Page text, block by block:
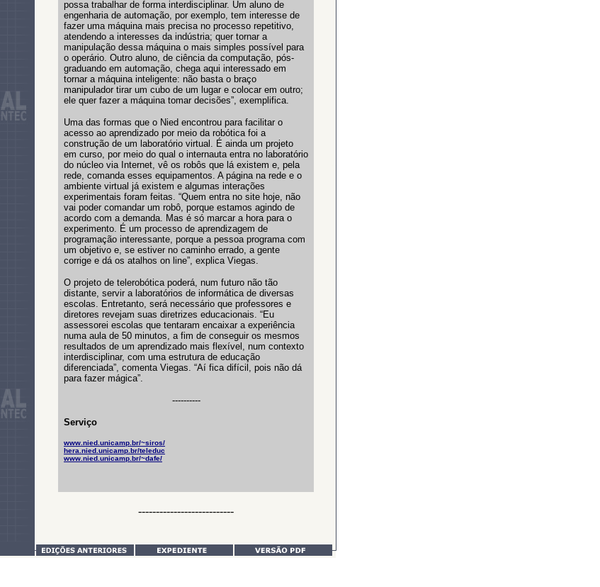
possa trabalhar de forma interdisciplinar. Um aluno de
engenharia de automação, por exemplo, tem interesse de
fazer uma máquina mais precisa no processo repetitivo,
atendendo a interesses da indústria; quer tornar a
manipulação dessa máquina o mais simples possível para
o operário. Outro aluno, de ciência da computação, pós-
graduando em automação, chega aqui interessado em
tornar a máquina inteligente: não basta o braço
manipulador tirar um cubo de um lugar e colocar em outro;
ele quer fazer a máquina tomar decisões”, exemplifica.
Uma das formas que o Nied encontrou para facilitar o
acesso ao aprendizado por meio da robótica foi a
construção de um laboratório virtual. É ainda um projeto
em curso, por meio do qual o internauta entra no laboratório
do núcleo via Internet, vê os robôs que lá existem e, pela
rede, comanda esses equipamentos. A página na rede e o
ambiente virtual já existem e algumas interações
experimentais foram feitas. “Quem entra no site hoje, não
vai poder comandar um robô, porque estamos agindo de
acordo com a demanda. Mas é só marcar a hora para o
experimento. É um processo de aprendizagem de
programação interessante, porque a pessoa programa com
um objetivo e, se estiver no caminho errado, a gente
corrige e dá os atalhos on line”, explica Viegas.
O projeto de telerobótica poderá, num futuro não tão
distante, servir a laboratórios de informática de diversas
escolas. Entretanto, será necessário que professores e
diretores revejam suas diretrizes educacionais. “Eu
assessorei escolas que tentaram encaixar a experiência
numa aula de 50 minutos, a fim de conseguir os mesmos
resultados de um aprendizado mais flexível, num contexto
interdisciplinar, com uma estrutura de educação
diferenciada”, comenta Viegas. “Aí fica difícil, pois não dá
para fazer mágica”.
----------
Serviço
www.nied.unicamp.br/~siros/
hera.nied.unicamp.br/teleduc
www.nied.unicamp.br/~dafe/
---------------------------